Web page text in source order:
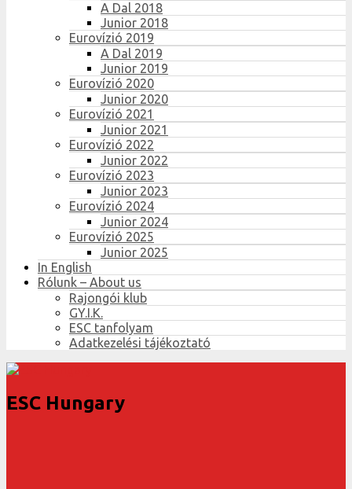
A Dal 2018
Junior 2018
Eurovízió 2019
A Dal 2019
Junior 2019
Eurovízió 2020
Junior 2020
Eurovízió 2021
Junior 2021
Eurovízió 2022
Junior 2022
Eurovízió 2023
Junior 2023
Eurovízió 2024
Junior 2024
Eurovízió 2025
Junior 2025
In English
Rólunk – About us
Rajongói klub
GY.I.K.
ESC tanfolyam
Adatkezelési tájékoztató
ESC Hungary